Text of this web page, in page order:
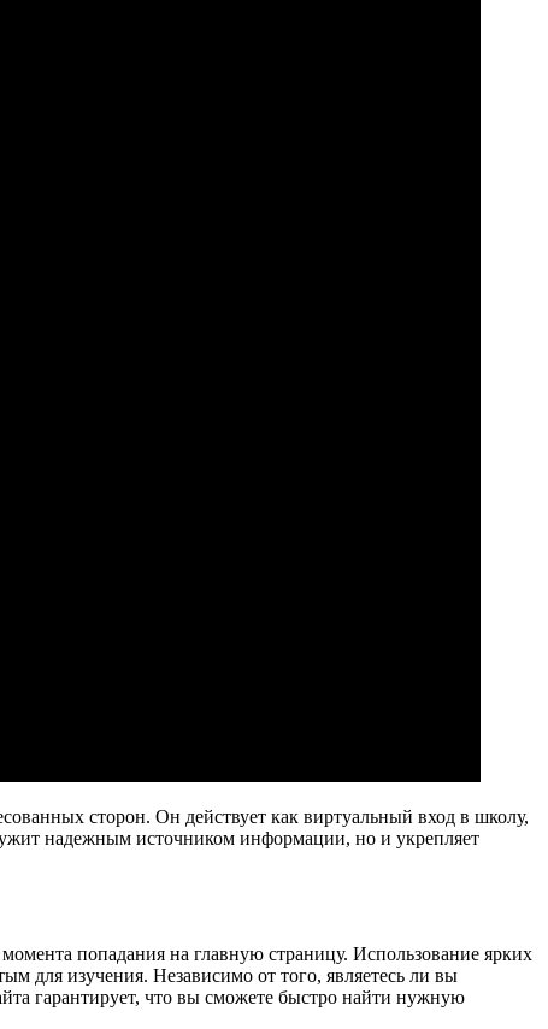
сторон. Он действует как виртуальный вход в школу,
надежным источником информации, но и укрепляет
попадания на главную страницу. Использование ярких
для изучения. Независимо от того, являетесь ли вы
гарантирует, что вы сможете быстро найти нужную